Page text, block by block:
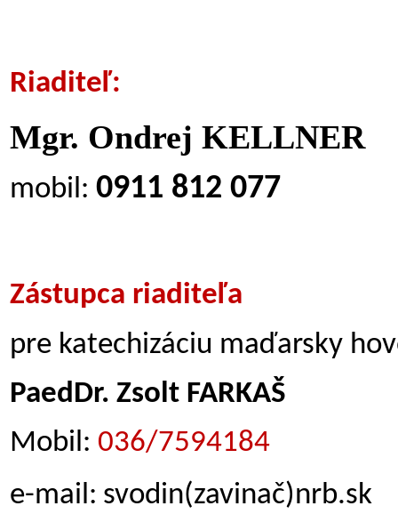
Riaditeľ:
Mgr. Ondrej KELLNER
mobil: 0911 812 077
Zástupca riaditeľa
pre katechizáciu maďarsky
PaedDr. Zsolt FARKAŠ
Mobil: 036/7594184
e-mail: svodin(zavinač)nrb.sk